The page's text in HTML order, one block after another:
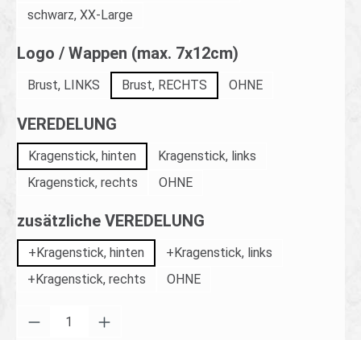
schwarz, XX-Large
Logo / Wappen (max. 7x12cm)
Brust, LINKS Brust, RECHTS OHNE
VEREDELUNG
Kragenstick, hinten
Kragenstick, links
Kragenstick, rechts
OHNE
zusätzliche VEREDELUNG
+Kragenstick, hinten
+Kragenstick, links
+Kragenstick, rechts
OHNE
Produkt Anzahl: Gib den gewünschten